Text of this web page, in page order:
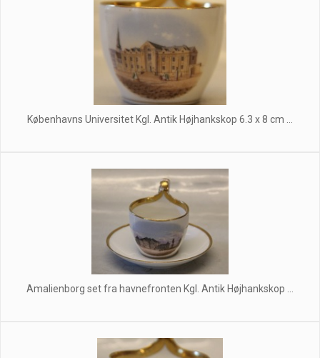
Københavns Universitet Kgl. Antik Højhankskop 6.3 x 8 cm ...
Amalienborg set fra havnefronten Kgl. Antik Højhankskop ...